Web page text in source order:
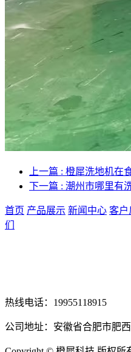
上一篇 : 橙犀洗地机在
下一篇 : 潮州市哪里有
首页 产品展示 新闻中心 客户
们
热线电话：19955118915
公司地址：安徽省合肥市肥